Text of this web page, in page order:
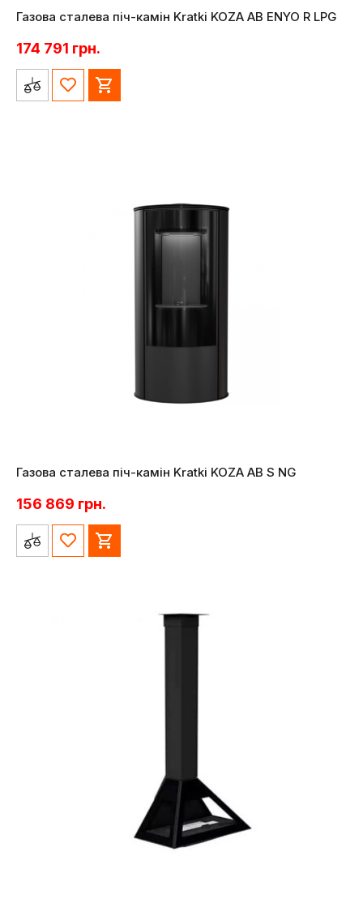
Газова сталева піч-камін Kratki KOZA AB ENYO R LPG
174 791 грн.
Газова сталева піч-камін Kratki KOZA AB S NG
156 869 грн.